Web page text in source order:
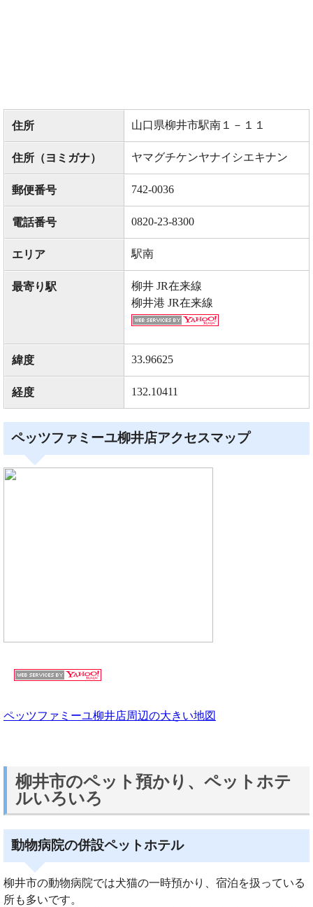
住所 山口県柳井市駅南１－１１
住所（ヨミガナ） ヤマグチケンヤナイシエキナン
郵便番号 742-0036
電話番号 0820-23-8300
エリア 駅南
最寄り駅
柳井 JR在来線
柳井港 JR在来線
緯度 33.96625
経度 132.10411
ペッツファミーユ柳井店アクセスマップ
ペッツファミーユ柳井店周辺の大きい地図
柳井市のペット預かり、ペットホテ
ルいろいろ
動物病院の併設ペットホテル
柳井市の動物病院では犬猫の一時預かり、宿泊を扱っている
所も多いです。